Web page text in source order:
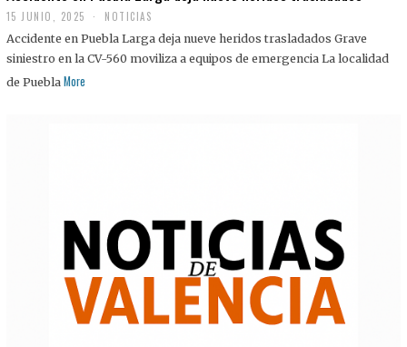
15 JUNIO, 2025 NOTICIAS
Accidente en Puebla Larga deja nueve heridos trasladados Grave
siniestro en la CV-560 moviliza a equipos de emergencia La localidad
de Puebla More